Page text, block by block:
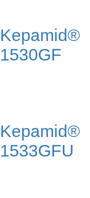
Kepamid®
1530GF
Kepamid®
1533GFU